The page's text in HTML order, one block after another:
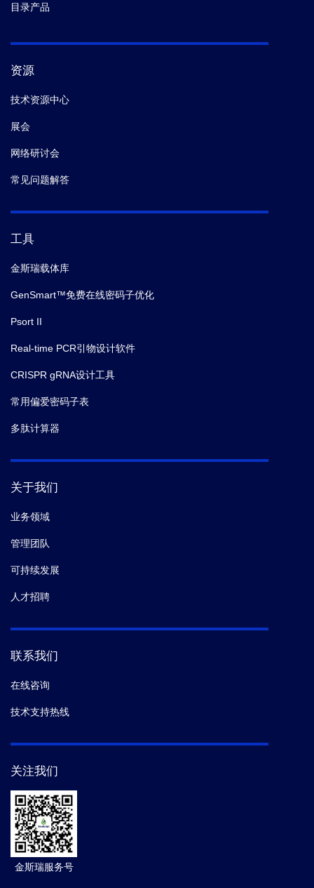
目录产品
资源
技术资源中心
展会
网络研讨会
常见问题解答
工具
金斯瑞载体库
GenSmart™免费在线密码子优化
Psort II
Real-time PCR引物设计软件
CRISPR gRNA设计工具
常用偏爱密码子表
多肽计算器
关于我们
业务领域
管理团队
可持续发展
人才招聘
联系我们
在线咨询
技术支持热线
关注我们
金斯瑞服务号